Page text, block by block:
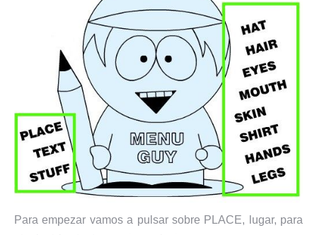
Para empezar vamos a pulsar sobre PLACE, lugar, para